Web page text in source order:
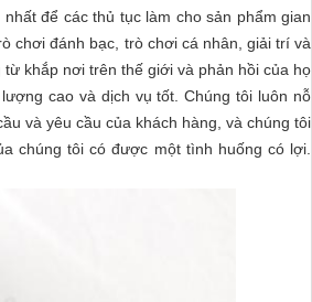
để các thủ tục làm cho sản phẩm gian
chơi đánh bạc, trò chơi cá nhân, giải trí và
khắp nơi trên thế giới và phản hồi của họ
cao và dịch vụ tốt. Chúng tôi luôn nỗ
và yêu cầu của khách hàng, và chúng tôi
chúng tôi có được một tình huống có lợi.